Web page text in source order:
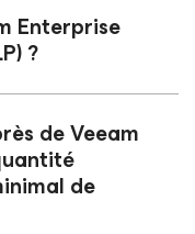
Enterprise
?
de Veeam
de